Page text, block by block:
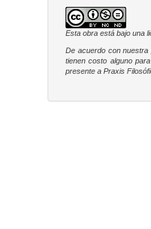
Esta obra está bajo una
De acuerdo con nuestra
tienen costo alguno
presente a Praxis